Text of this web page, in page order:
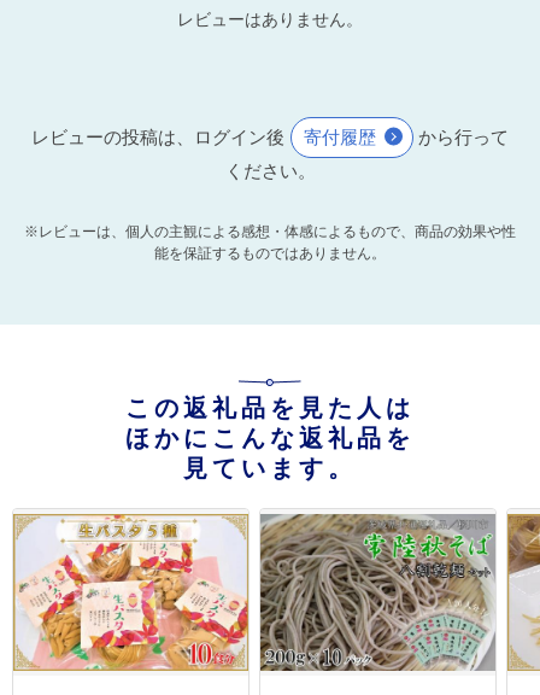
レビューはありません。
レビューの投稿は、ログイン後 寄付履歴
から行って
ください。
※レビューは、個人の主観による感想・体感によるもので、商品の効果や性
能を保証するものではありません。
この返礼品を見た人は
ほかにこんな返礼品を
見ています。